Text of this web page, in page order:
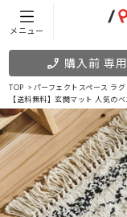
メニュー
購入前 専
TOP パーフェクトスペース ラ
【送料無料】玄関マット 人気の